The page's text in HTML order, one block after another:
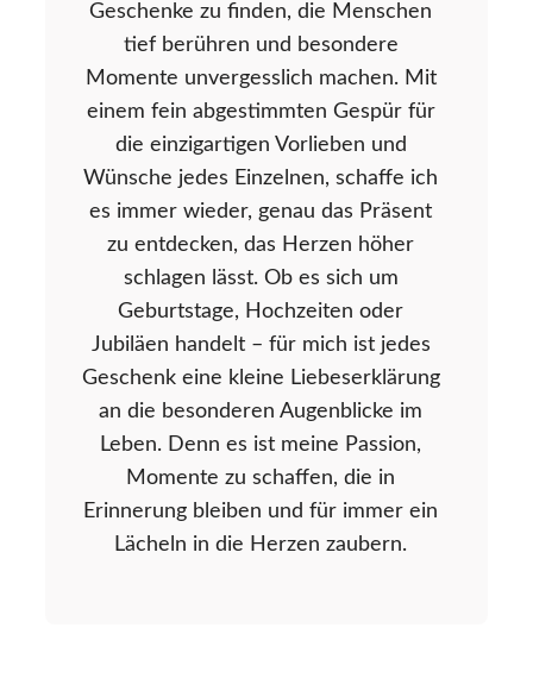
Geschenke zu finden, die Menschen
tief berühren und besondere
Momente unvergesslich machen. Mit
einem fein abgestimmten Gespür für
die einzigartigen Vorlieben und
Wünsche jedes Einzelnen, schaffe ich
es immer wieder, genau das Präsent
zu entdecken, das Herzen höher
schlagen lässt. Ob es sich um
Geburtstage, Hochzeiten oder
Jubiläen handelt – für mich ist jedes
Geschenk eine kleine Liebeserklärung
an die besonderen Augenblicke im
Leben. Denn es ist meine Passion,
Momente zu schaffen, die in
Erinnerung bleiben und für immer ein
Lächeln in die Herzen zaubern.